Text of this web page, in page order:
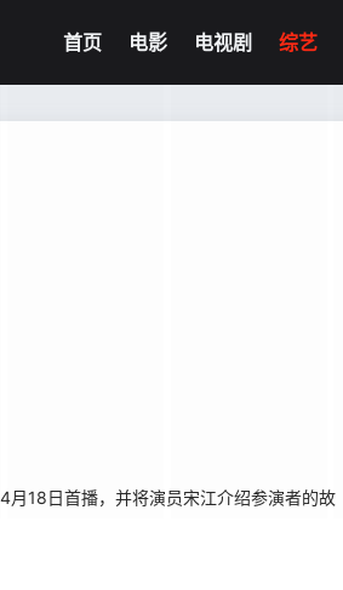
首页 电影 电视剧 综艺
18日首播，并将演员宋江介绍参演者的故